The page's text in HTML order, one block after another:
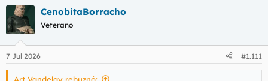
CenobitaBorracho
Veterano
7 Jul 2026 #1.111
Art Vandelay rebuznó: